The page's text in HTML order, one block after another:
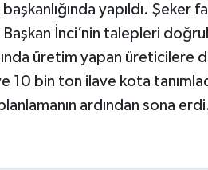
yapıldı. Şeker
İnci’nin talepleri
üretim yapan üreticilere
bin ton ilave kota
ardından sona